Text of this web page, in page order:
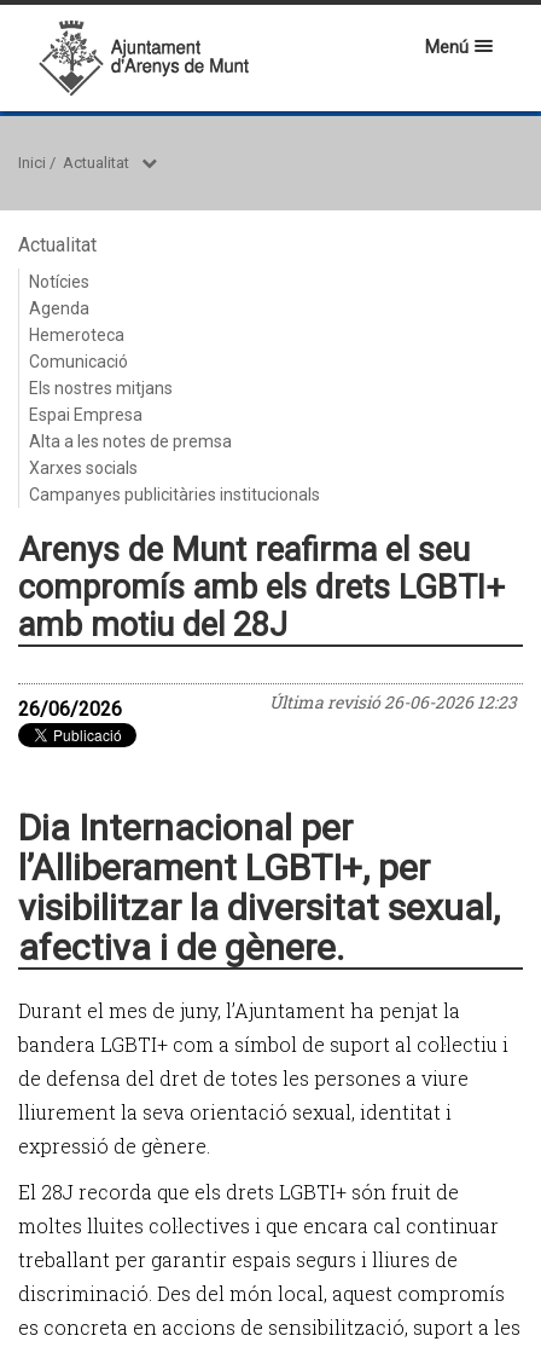
Menú
Inici / Actualitat
Actualitat
Notícies
Agenda
Hemeroteca
Comunicació
Els nostres mitjans
Espai Empresa
Alta a les notes de premsa
Xarxes socials
Campanyes publicitàries institucionals
Arenys de Munt reafirma el seu
compromís amb els drets LGBTI+
amb motiu del 28J
Última revisió26-06-2026 12:23
26/06/2026
Dia Internacional per
l’Alliberament LGBTI+, per
visibilitzar la diversitat sexual,
afectiva i de gènere.
Durant el mes de juny, l’Ajuntament ha penjat la
bandera LGBTI+ com a símbol de suport al col·lectiu i
de defensa del dret de totes les persones a viure
lliurement la seva orientació sexual, identitat i
expressió de gènere.
El 28J recorda que els drets LGBTI+ són fruit de
moltes lluites col·lectives i que encara cal continuar
treballant per garantir espais segurs i lliures de
discriminació. Des del món local, aquest compromís
es concreta en accions de sensibilització, suport a les